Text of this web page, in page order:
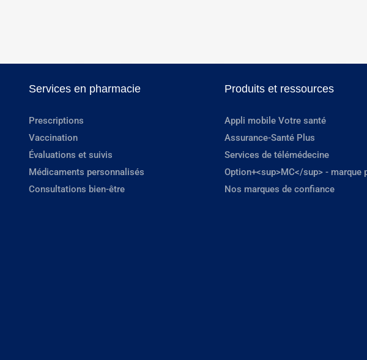
Services en pharmacie
Prescriptions
Vaccination
Évaluations et suivis
Médicaments personnalisés
Consultations bien-être
Produits et ressources
Appli mobile Votre santé
Assurance-Santé Plus
Services de télémédecine
Option+<sup>MC</sup> - marque
Nos marques de confiance